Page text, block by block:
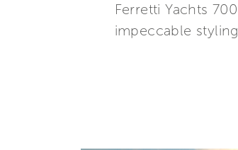
Ferretti Yachts
impeccable